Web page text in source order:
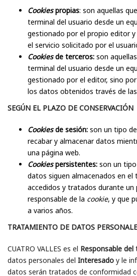
Cookiespropias: son aquellas
terminal del usuario desde un
gestionado por el propio editor y
el servicio solicitado por el
Cookies de terceros: son
terminal del usuario desde un
gestionado por el editor, sino
los datos obtenidos través de
SEGÚN EL PLAZO DE CONSERVACIÓN
Cookiesde sesión: son un tipo de
recabar y almacenar datos
una página web.
Cookiespersistentes: son un
datos siguen almacenados en el
accedidos y tratados durante un
responsable de la cookie, y que
a varios años.
TRATAMIENTO DE DATOS
CUATRO VALLES es el Responsable
datos personales del Interesado y le
datos serán tratados de conformidad